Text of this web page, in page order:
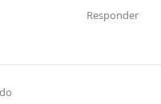
Responder